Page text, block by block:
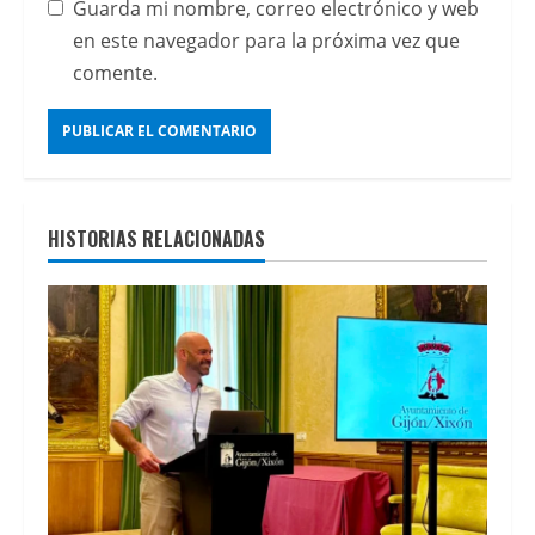
del
sector
del
entretenimiento
digital
las
opciones
de
tragaperras
online
con
dinero
Guarda mi nombre, correo electrónico y web
en este navegador para la próxima vez que
comente.
HISTORIAS RELACIONADAS